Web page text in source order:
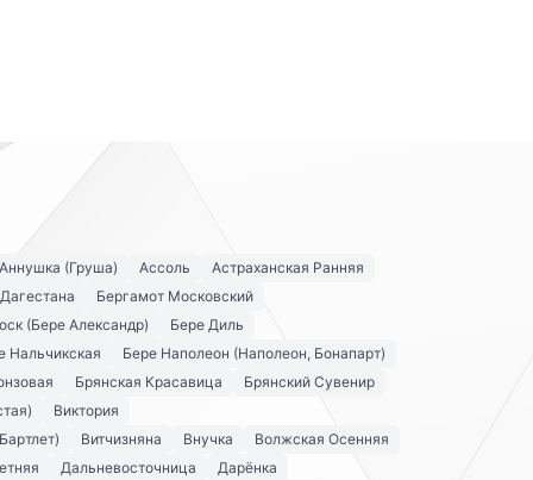
Аннушка (Груша) Ассоль
Астраханская Ранняя
Бергамот Московский
(Бере Александр)
Бере Диль
Нальчикская
Бере Наполеон (Наполеон, Бонапарт)
Брянская Красавица
Брянский Сувенир
Виктория
Витчизняна Внучка
Волжская Осенняя
Дальневосточница
Дарёнка